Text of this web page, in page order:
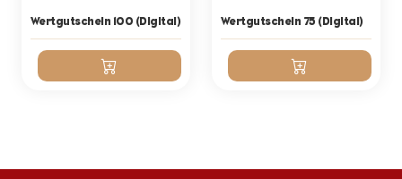
Wertgutschein 100 (Digital) Wertgutschein 75 (Digital)